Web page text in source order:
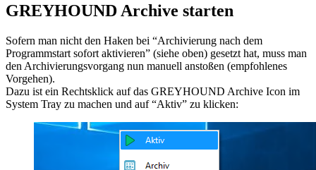
GREYHOUND Archive starten
Sofern man nicht den Haken bei “Archivierung nach dem
Programmstart sofort aktivieren” (siehe oben) gesetzt hat, muss man
den Archivierungsvorgang nun manuell anstoßen (empfohlenes
Vorgehen).
Dazu ist ein Rechtsklick auf das GREYHOUND Archive Icon im
System Tray zu machen und auf “Aktiv” zu klicken: